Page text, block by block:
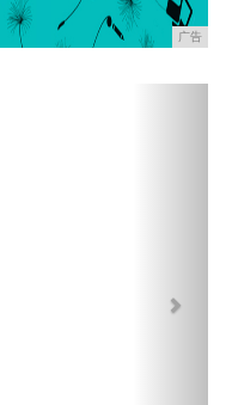
广告